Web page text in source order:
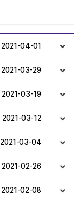
2021-04-01
2021-03-29
2021-03-19
2021-03-12
2021-03-04
2021-02-26
2021-02-08